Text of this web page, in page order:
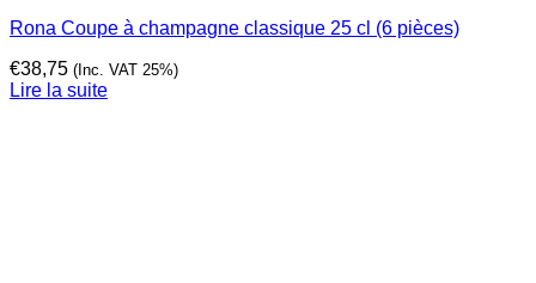
Rona Coupe à champagne classique 25 cl (6 pièces)
€38,75 (Inc. VAT 25%)
Lire la suite